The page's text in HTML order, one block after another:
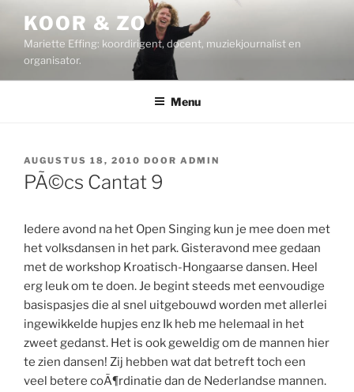
inhoud
KOOR & ZO
Mariette Effing: koordirigent, docent, muziekjournalist en
organisator.
Menu
GEPLAATST
OP
AUGUSTUS 18, 2010 DOOR ADMIN
PÃ©cs Cantat 9
Iedere avond na het Open Singing kun je mee doen met
het volksdansen in het park. Gisteravond mee gedaan
met de workshop Kroatisch-Hongaarse dansen. Heel
erg leuk om te doen. Je begint steeds met eenvoudige
basispasjes die al snel uitgebouwd worden met allerlei
ingewikkelde hupjes enz Ik heb me helemaal in het
zweet gedanst. Het is ook geweldig om de mannen hier
te zien dansen! Zij hebben wat dat betreft toch een
veel betere coÃ¶rdinatie dan de Nederlandse mannen.